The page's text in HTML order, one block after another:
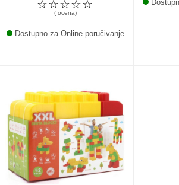
☆
☆
☆
☆
☆
( ocena)
Dostupno za Online poručivanje